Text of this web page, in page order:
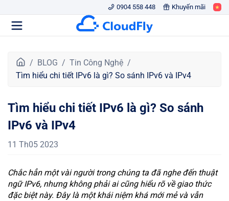
0904 558 448 Khuyến mãi
r
g
c
h
ủ
BLOG
Tin Công Nghệ
Tìm hiểu chi tiết IPv6 là gì? So sánh IPv6 và IPv4
Tìm hiểu chi tiết IPv6 là gì? So sánh
IPv6 và IPv4
11 Th05 2023
Chắc hẳn một vài người trong chúng ta đã nghe đến thuật
ngữ IPv6, nhưng không phải ai cũng hiểu rõ về giao thức
đặc biệt này. Đây là một khái niệm khá mới mẻ và vẫn